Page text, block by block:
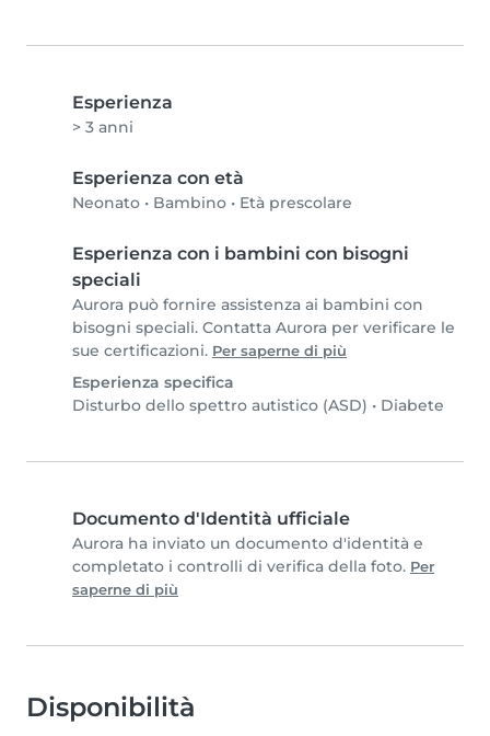
Esperienza
> 3 anni
Esperienza con età
Neonato • Bambino • Età prescolare
Esperienza con i bambini con bisogni
speciali
Aurora può fornire assistenza ai bambini con
bisogni speciali. Contatta Aurora per verificare le
sue certificazioni. Per saperne di più
Esperienza specifica
Disturbo dello spettro autistico (ASD) • Diabete
Documento d'Identità ufficiale
Aurora ha inviato un documento d'identità e
completato i controlli di verifica della foto. Per
saperne di più
Disponibilità